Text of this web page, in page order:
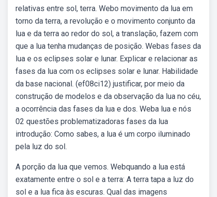
relativas entre sol, terra. Webo movimento da lua em
torno da terra, a revolução e o movimento conjunto da
lua e da terra ao redor do sol, a translação, fazem com
que a lua tenha mudanças de posição. Webas fases da
lua e os eclipses solar e lunar. Explicar e relacionar as
fases da lua com os eclipses solar e lunar. Habilidade
da base nacional. (ef08ci12) justificar, por meio da
construção de modelos e da observação da lua no céu,
a ocorrência das fases da lua e dos. Weba lua e nós
02 questões problematizadoras fases da lua
introdução: Como sabes, a lua é um corpo iluminado
pela luz do sol.
A porção da lua que vemos. Webquando a lua está
exatamente entre o sol e a terra: A terra tapa a luz do
sol e a lua fica às escuras. Qual das imagens